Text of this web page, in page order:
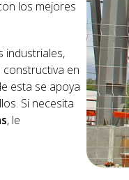
los mejores
industriales,
en
esta se apoya
Si necesita
, le